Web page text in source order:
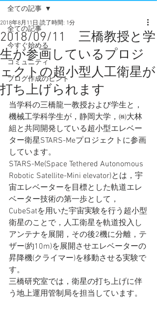
全ての記事
今すぐ始める
コミュニティ
ブログ作成のヒント
全ての記事
2018/09/11 三橋教授と学
生が参画しているプロジ
ェクトの超小型人工衛星が
打ち上げられます
2018年8月11日 読了時間: 1分
当学科の三橋龍一教授および学生と，
機械工学科学生が，静岡大学，㈱大林
組と共同開発している超小型エレベー
ター衛星STARS-Meプロジェクトに参画
しています。
STARS-Me(Space Tethered Autonomous
Robotic Satellite-Mini elevator)とは，宇
宙エレベーターを目標とした軌道エレ
ベーター技術の第一歩として，
CubeSatを用いた宇宙実験を行う超小型
衛星のことで，人工衛星を軌道投入し
アンテナを展開，その後2機に分離，テ
ザー(約10m)を展開させエレベーターの
昇降機(クライマー)を移動させる実験で
す。
三橋研究室では，衛星の打ち上げに伴
う地上運用管制局を担当しています。